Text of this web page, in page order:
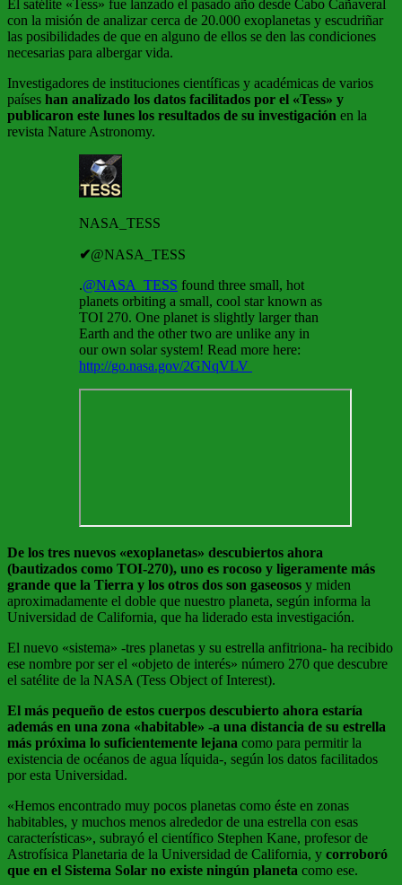
El satélite «Tess» fue lanzado el pasado año desde Cabo Cañaveral
con la misión de analizar cerca de 20.000 exoplanetas y escudriñar
las posibilidades de que en alguno de ellos se den las condiciones
necesarias para albergar vida.
Investigadores de instituciones científicas y académicas de varios
países han analizado los datos facilitados por el «Tess» y
publicaron este lunes los resultados de su investigación en la
revista Nature Astronomy.
NASA_TESS
✔@NASA_TESS
.@NASA_TESS found three small, hot
planets orbiting a small, cool star known as
TOI 270. One planet is slightly larger than
Earth and the other two are unlike any in
our own solar system! Read more here:
http://go.nasa.gov/2GNqVLV
De los tres nuevos «exoplanetas» descubiertos ahora
(bautizados como TOI-270), uno es rocoso y ligeramente más
grande que la Tierra y los otros dos son gaseosos y miden
aproximadamente el doble que nuestro planeta, según informa la
Universidad de California, que ha liderado esta investigación.
El nuevo «sistema» -tres planetas y su estrella anfitriona- ha recibido
ese nombre por ser el «objeto de interés» número 270 que descubre
el satélite de la NASA (Tess Object of Interest).
El más pequeño de estos cuerpos descubierto ahora estaría
además en una zona «habitable» -a una distancia de su estrella
más próxima lo suficientemente lejana como para permitir la
existencia de océanos de agua líquida-, según los datos facilitados
por esta Universidad.
«Hemos encontrado muy pocos planetas como éste en zonas
habitables, y muchos menos alrededor de una estrella con esas
características», subrayó el científico Stephen Kane, profesor de
Astrofísica Planetaria de la Universidad de California, y corroboró
que en el Sistema Solar no existe ningún planeta como ese.